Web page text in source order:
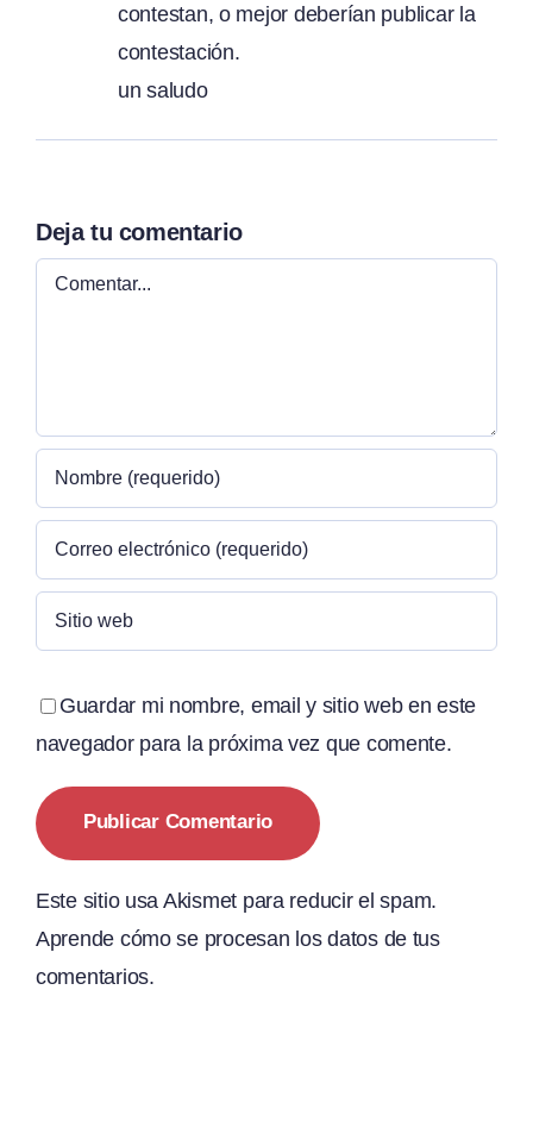
contestan, o mejor deberían publicar la
contestación.
un saludo
Deja tu comentario
Comentar
Guardar mi nombre, email y sitio web en este
navegador para la próxima vez que comente.
Este sitio usa Akismet para reducir el spam.
Aprende cómo se procesan los datos de tus
comentarios.